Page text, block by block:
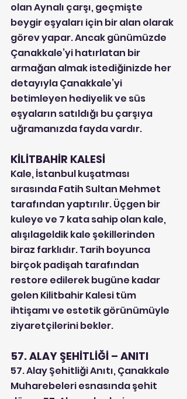
olan Aynalı çarşı, geçmişte
beygir eşyaları için bir alan olarak
görev yapar. Ancak günümüzde
Çanakkale’yi hatırlatan bir
armağan almak istediğinizde her
detayıyla Çanakkale’yi
betimleyen hediyelik ve süs
eşyaların satıldığı bu çarşıya
uğramanızda fayda vardır.
KİLİTBAHİR KALESİ
Kale, İstanbul kuşatması
sırasında Fatih Sultan Mehmet
tarafından yaptırılır. Üçgen bir
kuleye ve 7 kata sahip olan kale,
alışılageldik kale şekillerinden
biraz farklıdır. Tarih boyunca
birçok padişah tarafından
restore edilerek bugüne kadar
gelen Kilitbahir Kalesi tüm
ihtişamı ve estetik görünümüyle
ziyaretçilerini bekler.
57. ALAY ŞEHİTLİĞİ – ANITI
57. Alay Şehitliği Anıtı, Çanakkale
Muharebeleri esnasında şehit